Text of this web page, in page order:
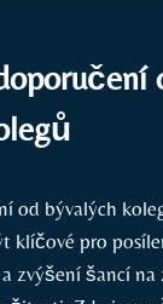
od bývalých
⁤klíčové pro
zvýšení šancí na‌